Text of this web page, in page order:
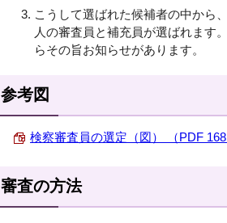
こうして選ばれた候補者の中から
人の審査員と補充員が選ばれます
らその旨お知らせがあります。
参考図
検察審査員の選定（図） （PDF
審査の方法